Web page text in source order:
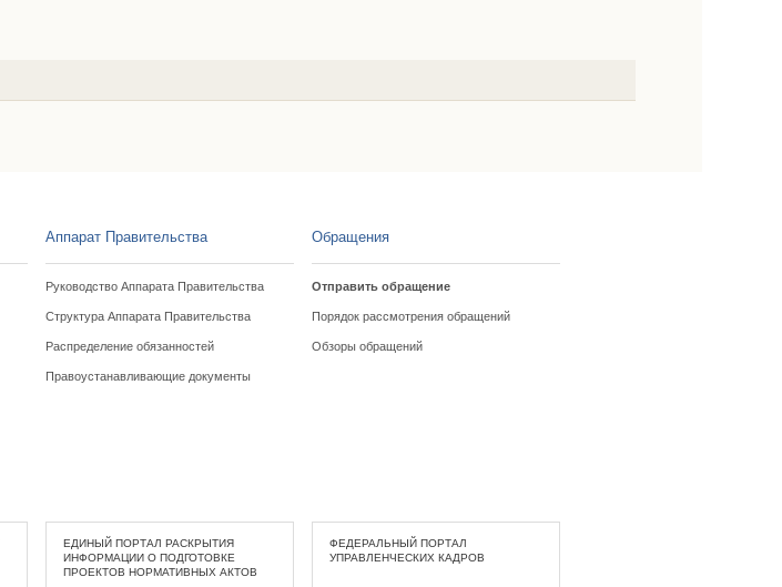
Аппарат Правительства
Руководство Аппарата Правительства
Структура Аппарата Правительства
Распределение обязанностей
Правоустанавливающие документы
Обращения
Отправить обращение
Порядок рассмотрения обращений
Обзоры обращений
ЕДИНЫЙ ПОРТАЛ РАСКРЫТИЯ
ИНФОРМАЦИИ О ПОДГОТОВКЕ
ПРОЕКТОВ НОРМАТИВНЫХ АКТОВ
ФЕДЕРАЛЬНЫЙ ПОРТАЛ
УПРАВЛЕНЧЕСКИХ КАДРОВ